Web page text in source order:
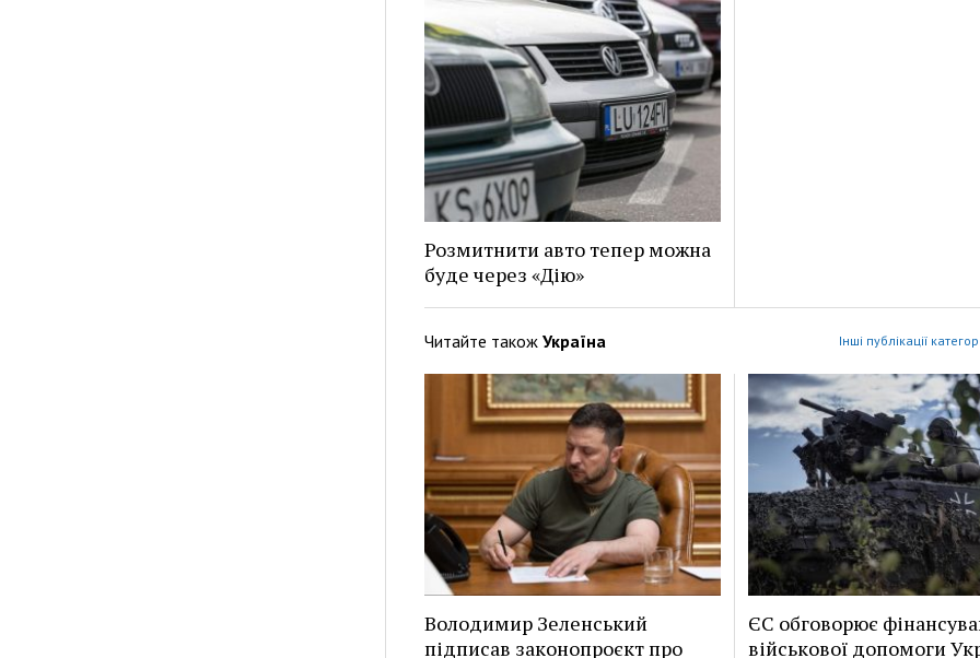
Розмитнити авто тепер можна
буде через «Дію»
Читайте також Україна Інші публікації
Володимир Зеленський
підписав законопроєкт про
ЄС обговорює
військової допомоги